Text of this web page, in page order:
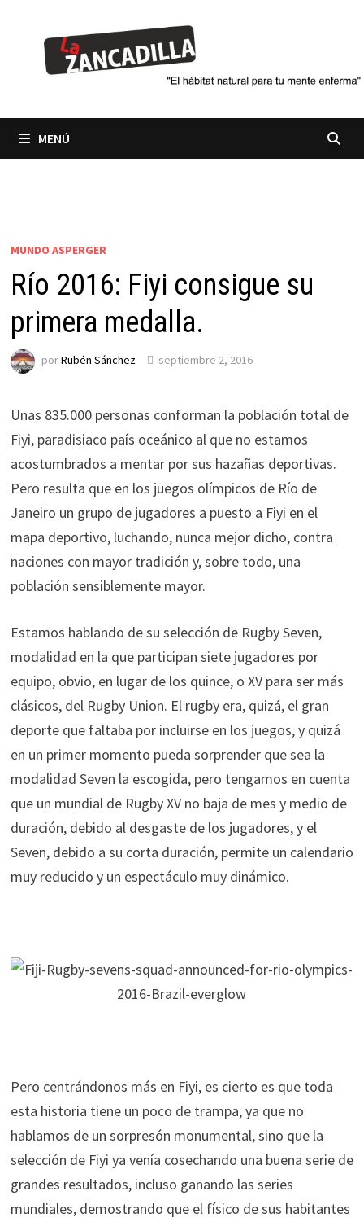
contenido
MENÚ
MUNDO ASPERGER
Río 2016: Fiyi consigue su
primera medalla.
porRubén Sánchez septiembre 2, 2016
Unas 835.000 personas conforman la población total de
Fiyi, paradisiaco país oceánico al que no estamos
acostumbrados a mentar por sus hazañas deportivas.
Pero resulta que en los juegos olímpicos de Río de
Janeiro un grupo de jugadores a puesto a Fiyi en el
mapa deportivo, luchando, nunca mejor dicho, contra
naciones con mayor tradición y, sobre todo, una
población sensiblemente mayor.
Estamos hablando de su selección de Rugby Seven,
modalidad en la que participan siete jugadores por
equipo, obvio, en lugar de los quince, o XV para ser más
clásicos, del Rugby Union. El rugby era, quizá, el gran
deporte que faltaba por incluirse en los juegos, y quizá
en un primer momento pueda sorprender que sea la
modalidad Seven la escogida, pero tengamos en cuenta
que un mundial de Rugby XV no baja de mes y medio de
duración, debido al desgaste de los jugadores, y el
Seven, debido a su corta duración, permite un calendario
muy reducido y un espectáculo muy dinámico.
Pero centrándonos más en Fiyi, es cierto es que toda
esta historia tiene un poco de trampa, ya que no
hablamos de un sorpresón monumental, sino que la
selección de Fiyi ya venía cosechando una buena serie de
grandes resultados, incluso ganando las series
mundiales, demostrando que el físico de sus habitantes